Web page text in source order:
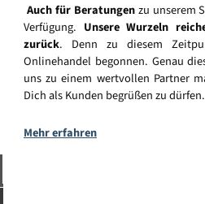
Auch für Beratungenzu unserem
Verfügung. Unsere Wurzeln
zurück. Denn zu diesem
Onlinehandel begonnen. Genau
uns zu einem wertvollen Partner
Dich als Kunden begrüßen zu dürfen.
Mehr erfahren